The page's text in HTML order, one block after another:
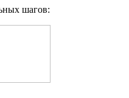
шагов: